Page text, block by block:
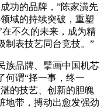
功的品牌，”陈家潢先
域的持续突破，重塑
在不久的未来，成为精
制表技艺同台竞技。”
族品牌、擘画中国机芯
何谓“择一事，终一
的技艺、创新的胆魄
地带，搏动出愈发强劲